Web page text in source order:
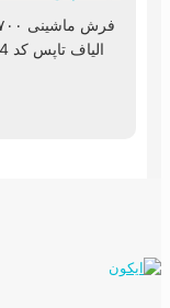
الیاف تاپس کد 7T14